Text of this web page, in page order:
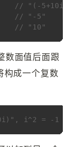
// "(-5+10i)"
// "-5"
// "10"
数面值后面跟
成一个复数
i^2 = -1